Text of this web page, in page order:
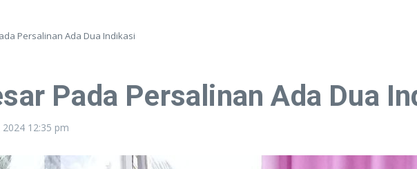
Persalinan Ada Dua Indikasi
Pada Persalinan Ada Dua
2024 12:35 pm